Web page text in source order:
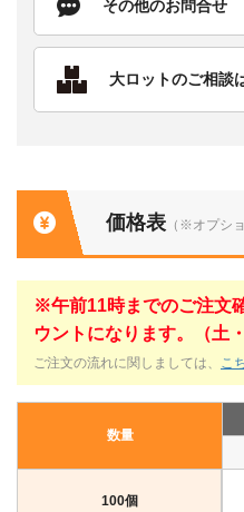
その他のお問合せ
大ロットのご相談
価格表 （※オプシ
※午前11時までのご注文
ウントになります。（土
ご注文の流れに関しましては、 こ
数量
100個